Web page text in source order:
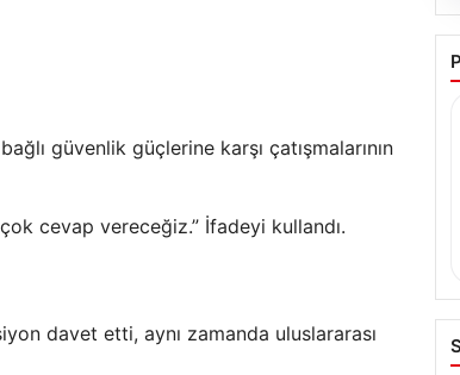
güvenlik güçlerine karşı çatışmalarının
cevap vereceğiz.” İfadeyi kullandı.
davet etti, aynı zamanda uluslararası